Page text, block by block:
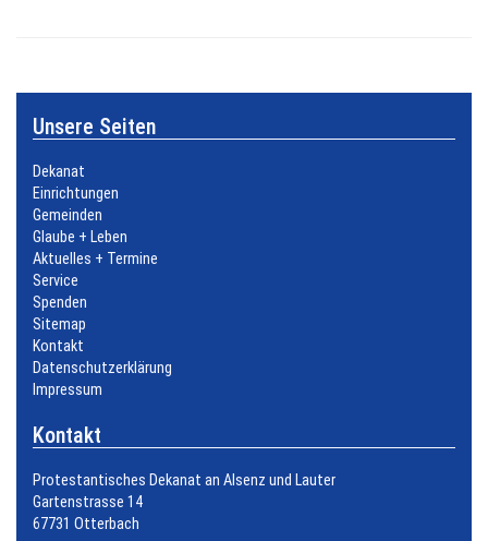
Unsere Seiten
Dekanat
Einrichtungen
Gemeinden
Glaube + Leben
Aktuelles + Termine
Service
Spenden
Sitemap
Kontakt
Datenschutzerklärung
Impressum
Kontakt
Protestantisches Dekanat an Alsenz und Lauter
Gartenstrasse 14
67731 Otterbach